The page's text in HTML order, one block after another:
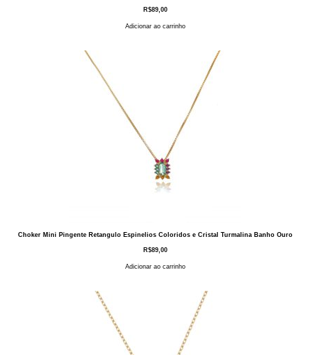
R$89,00
Adicionar ao carrinho
Choker Mini Pingente Retangulo Espinelios Coloridos e Cristal Turmalina Banho Ouro
R$89,00
Adicionar ao carrinho